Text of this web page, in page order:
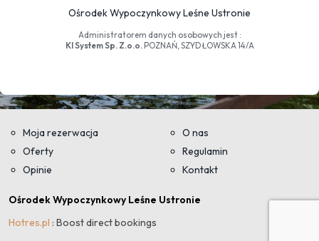
Ośrodek Wypoczynkowy Leśne Ustronie
Administratorem danych osobowych jest :
Kl System Sp. Z.o.o. POZNAŃ, SZYDŁOWSKA 14/A
Moja rezerwacja
Oferty
Opinie
O nas
Regulamin
Kontakt
Ośrodek Wypoczynkowy Leśne Ustronie
Hotres.pl : Boost direct bookings